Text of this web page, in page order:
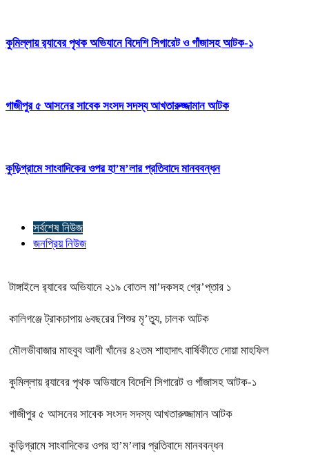
কুমিল্লায় র‍্যাবের পৃথক অভিযানে বিদেশি সিগারেট ও গাঁজাসহ আটক-১
গাজীপুর ৫ আসনের সাবেক সংসদ সদস্য আখতারুজ্জামান আটক
কুড়িগ্রামে সাংবাদিকের ওপর হা’ম’লার প্রতিবাদে মানববন্ধন
সর্বশেষ নিউজ
জনপ্রিয় নিউজ
টাঙ্গাইলে র‍্যাবের অভিযানে ২১৯ বোতল মা’দকসহ গ্রে’প্তার ১
কালিগঞ্জে ট্রাকচাপায় ৬বছরের শিশুর মৃ’ত্যু, চালক আটক
মৌলভীবাজার মাহবুব আলী খাঁনের ৪২তম শাহাদাৎ বার্ষিকীতে দোয়া মাহফিল
কুমিল্লায় র‍্যাবের পৃথক অভিযানে বিদেশি সিগারেট ও গাঁজাসহ আটক-১
গাজীপুর ৫ আসনের সাবেক সংসদ সদস্য আখতারুজ্জামান আটক
কুড়িগ্রামে সাংবাদিকের ওপর হা’ম’লার প্রতিবাদে মানববন্ধন